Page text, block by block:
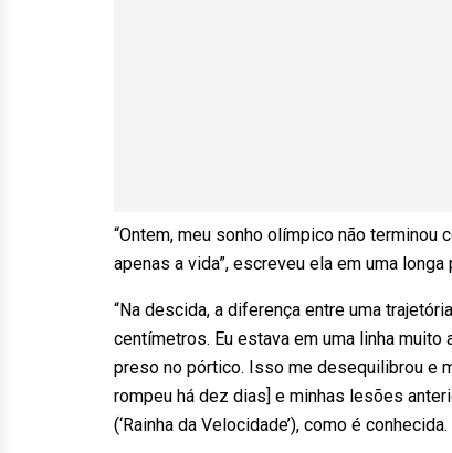
“Ontem, meu sonho olímpico não
apenas a vida”, escreveu ela em uma
“Na descida, a diferença entre uma
centímetros. Eu estava em uma linha
preso no pórtico. Isso me desequilibrou e
rompeu há dez dias] e minhas lesões
(‘Rainha da Velocidade’), como é conhecida.